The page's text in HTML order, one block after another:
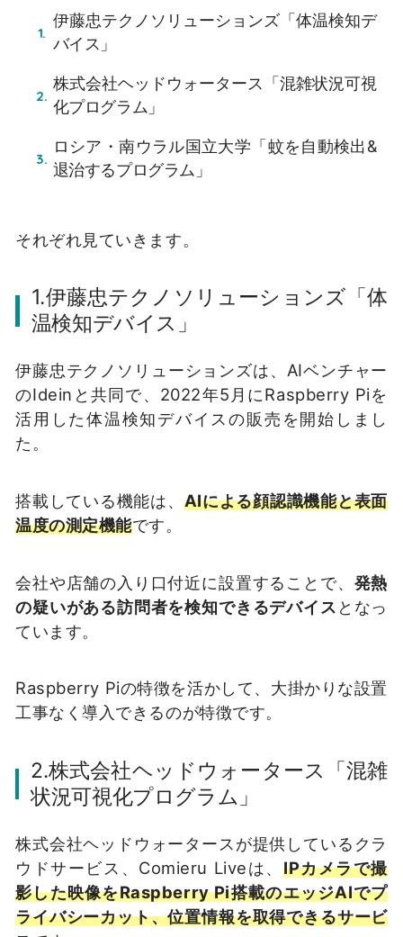
伊藤忠テクノソリューションズ「体温検知デ
バイス」
株式会社ヘッドウォータース「混雑状況可視
化プログラム」
ロシア・南ウラル国立大学「蚊を自動検出&
退治するプログラム」
それぞれ見ていきます。
1.伊藤忠テクノソリューションズ「体
温検知デバイス」
伊藤忠テクノソリューションズは、AIベンチャー
のIdeinと共同で、2022年5月にRaspberry Piを
活用した体温検知デバイスの販売を開始しまし
た。
搭載している機能は、 AIによる顔認識機能と表面
温度の測定機能です。
会社や店舗の入り口付近に設置することで、 発熱
の疑いがある訪問者を検知できるデバイス となっ
ています。
Raspberry Piの特徴を活かして、大掛かりな設置
工事なく導入できるのが特徴です。
2.株式会社ヘッドウォータース「混雑
状況可視化プログラム」
株式会社ヘッドウォータースが提供しているクラ
ウドサービス、Comieru Liveは、 IPカメラで撮
影した映像をRaspberry Pi搭載のエッジAIでプ
ライバシーカット、位置情報を取得できるサービ